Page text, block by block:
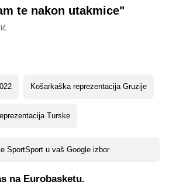
te nakon utakmice"
Košarkaška reprezentacija Gruzije
Turske
SportSport u vaš Google izbor
na Eurobasketu.